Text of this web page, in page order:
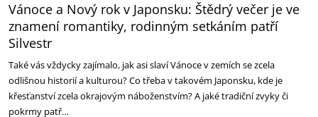
Vánoce a Nový rok v Japonsku: Štědrý večer je ve
znamení romantiky, rodinným setkáním patří
Silvestr
Také vás vždycky zajímalo, jak asi slaví Vánoce v zemích se zcela
odlišnou historií a kulturou? Co třeba v takovém Japonsku, kde je
křesťanství zcela okrajovým náboženstvím? A jaké tradiční zvyky či
pokrmy patř…